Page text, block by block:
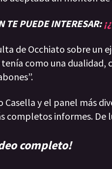
TE PUEDE INTERESAR:
de Occhiato sobre un
tenía como una dualidad,
Casella y el panel más
completos informes. De
completo!